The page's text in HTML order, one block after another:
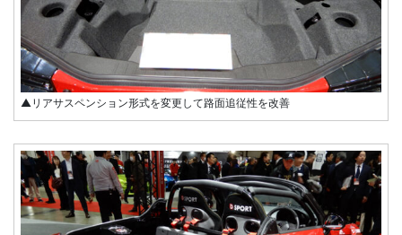
▲リアサスペンション形式を変更して路面追従性を改善